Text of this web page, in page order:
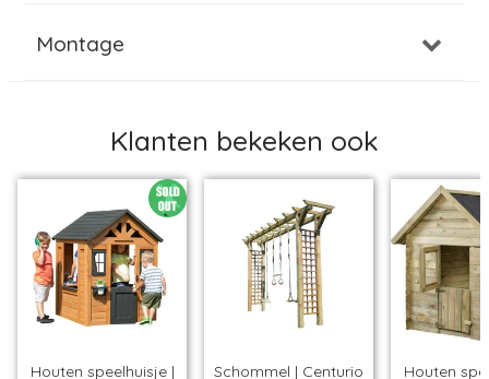
Montage
Klanten bekeken ook
Houten speelhuisje | Schommel | Centurio Houten